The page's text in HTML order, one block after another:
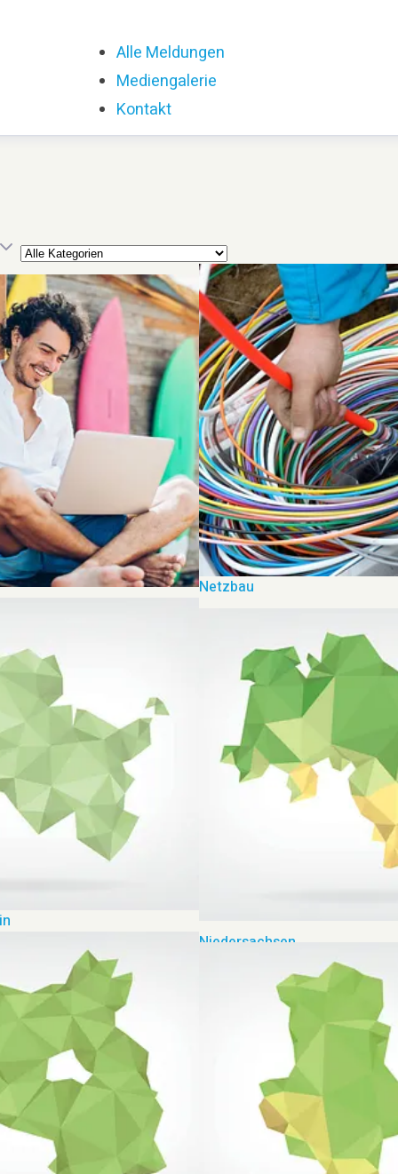
Alle Meldungen
Mediengalerie
Kontakt
Kategorie
Netzbau
Niedersachsen